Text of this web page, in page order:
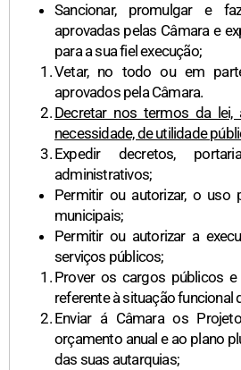
Sancionar, promulgar e
aprovadas pelas Câmara e
para a sua fiel execução;
Vetar, no todo ou em
aprovados pela Câmara.
Decretar nos termos da lei,
necessidade, de utilidade
Expedir decretos,
administrativos;
Permitir ou autorizar, o uso
municipais;
Permitir ou autorizar a
serviços públicos;
Prover os cargos públicos
referente à situação funcional
Enviar á Câmara os
orçamento anual e ao plano
das suas autarquias;